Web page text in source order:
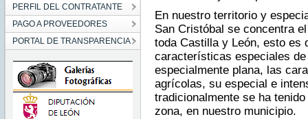
PERFIL DEL CONTRATANTE
PAGO A PROVEEDORES
PORTAL DE TRANSPARENCIA
En nuestro territorio y
San Cristóbal se concentra
toda Castilla y León, esto es
características especiales
especialmente plana, las
agrícolas, su especial e
tradicionalmente se ha
zona, en nuestro municipio.